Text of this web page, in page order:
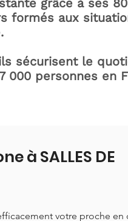
grâce à ses 80
formés aux
sécurisent le
000 personnes en
à SALLES DE
votre proche en